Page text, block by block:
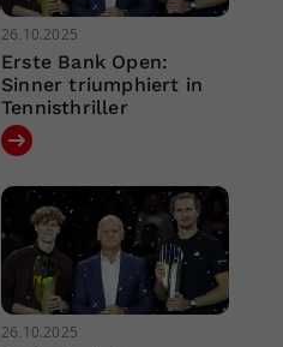
26.10.2025
Erste Bank Open:
Sinner triumphiert in
Tennisthriller
26.10.2025